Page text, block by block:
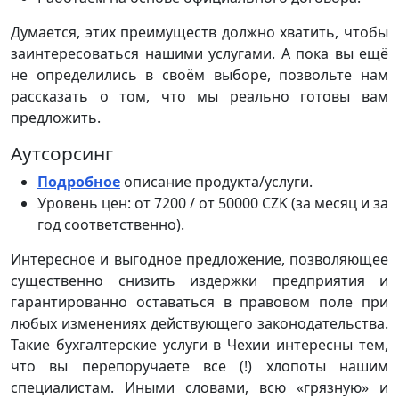
Думается, этих преимуществ должно хватить, чтобы
заинтересоваться нашими услугами. А пока вы ещё
не определились в своём выборе, позвольте нам
рассказать о том, что мы реально готовы вам
предложить.
Аутсорсинг
Подробное описание продукта/услуги.
Уровень цен: от 7200 / от 50000 CZK (за месяц и за
год соответственно).
Интересное и выгодное предложение, позволяющее
существенно снизить издержки предприятия и
гарантированно оставаться в правовом поле при
любых изменениях действующего законодательства.
Такие бухгалтерские услуги в Чехии интересны тем,
что вы перепоручаете все (!) хлопоты нашим
специалистам. Иными словами, всю «грязную» и